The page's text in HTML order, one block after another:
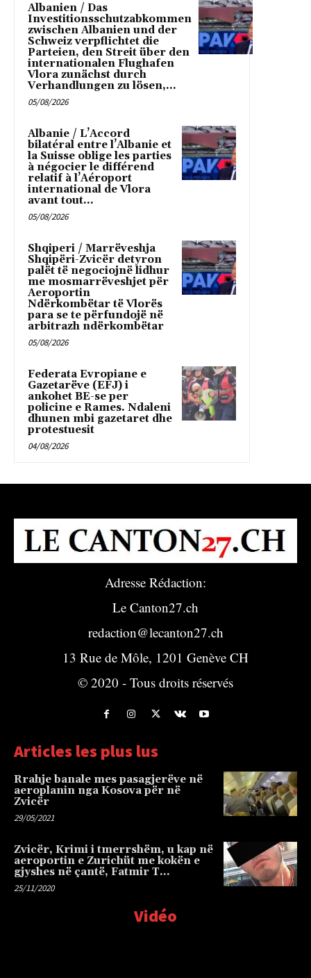
Albanien / Das
Investitionsschutzabkommen
zwischen Albanien und der
Schweiz verpflichtet die
Parteien, den Streit über den
internationalen Flughafen
Vlora zunächst durch
Verhandlungen zu lösen,...
05/08/2026
Albanie / L’Accord
bilatéral entre l’Albanie et
la Suisse oblige les parties
à négocier le différend
relatif à l’Aéroport
international de Vlora
avant tout...
05/08/2026
Shqiperi / Marrëveshja
Shqipëri-Zvicër detyron
palët të negociojnë lidhur
me mosmarrëveshjet për
Aeroportin
Ndërkombëtar të Vlorës
para se te përfundojë në
arbitrazh ndërkombëtar
05/08/2026
Federata Evropiane e
Gazetarëve (EFJ) i
ankohet BE-se per
policine e Rames. Ndaleni
dhunen mbi gazetaret dhe
protestuesit
04/08/2026
Adresse Rédaction:
Le Canton27.ch
redaction@lecanton27.ch
13 Rue de Môle, 1201 Genève CH
© 2020 - Tous droits réservés
Articles les plus lus
Rrahje banale mes pasagjerëve në
aeroplanin nga Kosova për në
Zvicër
29/05/2021
Zvicër, Krimi i tmerrshëm, u kap në
aeroportin e Zurichüt me kokën e
gjyshes në çantë, Fatmir T…
25/11/2020
Vidéo